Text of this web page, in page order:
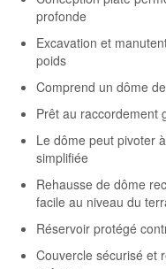
profonde
Excavation et
poids
Comprend un dôme
Prêt au raccordement
Le dôme peut pivoter
simplifiée
Rehausse de dôme
facile au niveau du
Réservoir protégé
Couvercle sécurisé et